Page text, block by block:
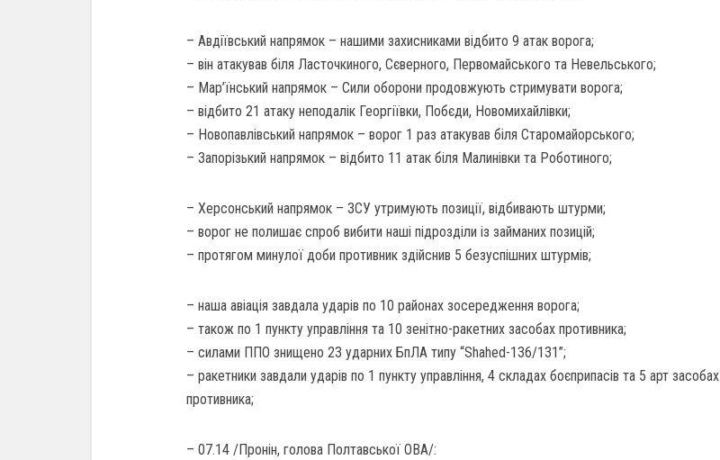
– Авдіївський напрямок – нашими захисниками відбито 9 атак ворога;
– він атакував біля Ласточкиного, Сєверного, Первомайського та Невельського;
– Мар’їнський напрямок – Сили оборони продовжують стримувати ворога;
– відбито 21 атаку неподалік Георгіївки, Побєди, Новомихайлівки;
– Новопавлівський напрямок – ворог 1 раз атакував біля Старомайорського;
– Запорізький напрямок – відбито 11 атак біля Малинівки та Роботиного;
– Херсонський напрямок – ЗСУ утримують позиції, відбивають штурми;
– ворог не полишає спроб вибити наші підрозділи із займаних позицій;
– протягом минулої доби противник здійснив 5 безуспішних штурмів;
– наша авіація завдала ударів по 10 районах зосередження ворога;
– також по 1 пункту управління та 10 зенітно-ракетних засобах противника;
– силами ППО знищено 23 ударних БпЛА типу “Shahed-136/131”;
– ракетники завдали ударів по 1 пункту управління, 4 складах боєприпасів та 5 арт засобах
противника;
– 07.14 /Пронін, голова Полтавської ОВА/: